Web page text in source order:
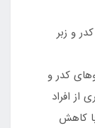
و زبر
کدر و
از افراد
کاهش